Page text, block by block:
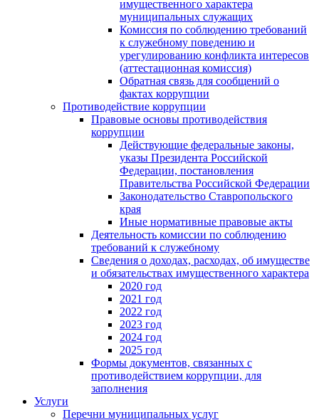
имущественного характера
муниципальных служащих
Комиссия по соблюдению требований
к служебному поведению и
урегулированию конфликта интересов
(аттестационная комиссия)
Обратная связь для сообщений о
фактах коррупции
Противодействие коррупции
Правовые основы противодействия
коррупции
Действующие федеральные законы,
указы Президента Российской
Федерации, постановления
Правительства Российской Федерации
Законодательство Ставропольского
края
Иные нормативные правовые акты
Деятельность комиссии по соблюдению
требований к служебному
Сведения о доходах, расходах, об имуществе
и обязательствах имущественного характера
2020 год
2021 год
2022 год
2023 год
2024 год
2025 год
Формы документов, связанных с
противодействием коррупции, для
заполнения
Услуги
Перечни муниципальных услуг